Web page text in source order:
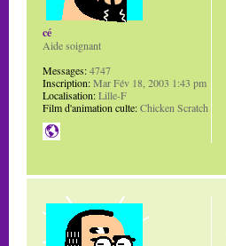
cé
Aide soignant
Messages:4747
Inscription:Mar Fév 18, 2003 1:43 pm
Localisation:Lille-F
Film d'animation culte:Chicken Scratch